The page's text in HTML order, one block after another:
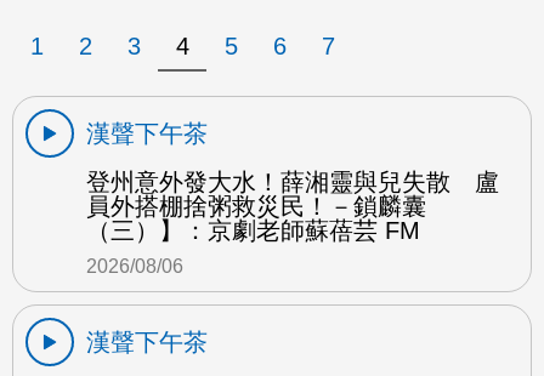
1 2 3 4 5 6 7
漢聲下午茶
登州意外發大水！薛湘靈與兒失散 盧
員外搭棚捨粥救災民！－鎖麟囊
（三）】：京劇老師蘇蓓芸 FM
2026/08/06
漢聲下午茶